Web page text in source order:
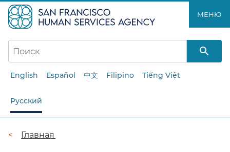
к
основному
содержанию​​
МЕНЮ​​
English Español 中文 Filipino Tiếng Việt
Русский
Цепочка
Главная​​